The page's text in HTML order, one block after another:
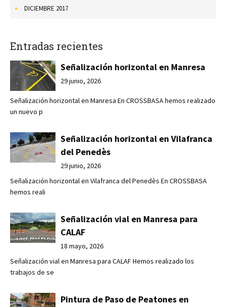
DICIEMBRE 2017
Entradas recientes
Señalización horizontal en Manresa
29 junio, 2026
Señalización horizontal en Manresa En CROSSBASA hemos realizado
un nuevo p
Señalización horizontal en Vilafranca
del Penedès
29 junio, 2026
Señalización horizontal en Vilafranca del Penedès En CROSSBASA
hemos reali
Señalización vial en Manresa para
CALAF
18 mayo, 2026
Señalización vial en Manresa para CALAF Hemos realizado los
trabajos de se
Pintura de Paso de Peatones en